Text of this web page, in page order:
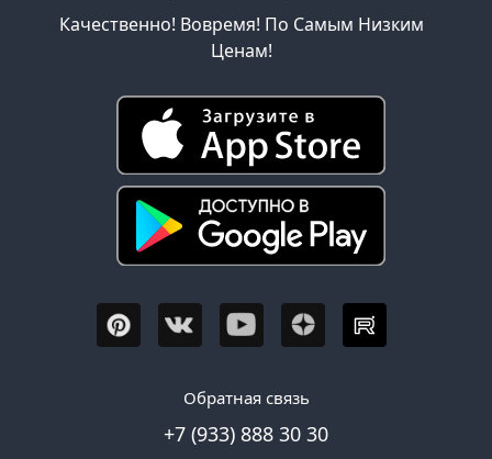
Качественно! Вовремя! По Самым Низким
Ценам!
Обратная связь
+7 (933) 888 30 30